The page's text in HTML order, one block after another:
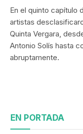
En el quinto capítulo
artistas
Quinta Vergara,
Antonio Solís hasta
abruptamente.
EN PORTADA